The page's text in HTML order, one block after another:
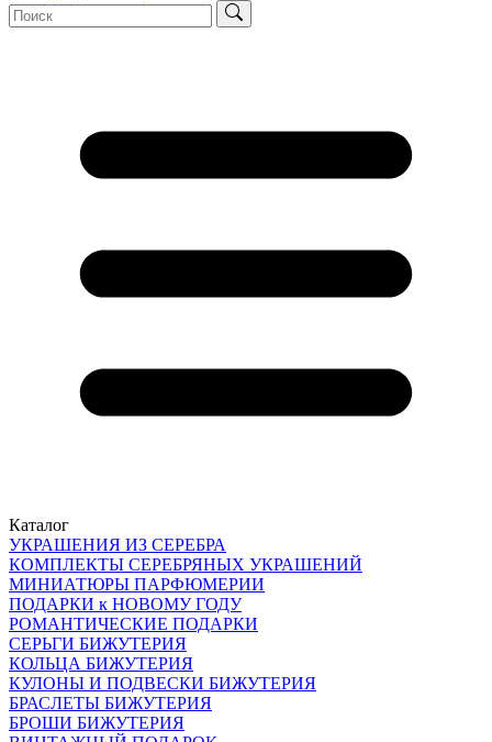
Каталог
УКРАШЕНИЯ ИЗ СЕРЕБРА
КОМПЛЕКТЫ СЕРЕБРЯНЫХ УКРАШЕНИЙ
МИНИАТЮРЫ ПАРФЮМЕРИИ
ПОДАРКИ к НОВОМУ ГОДУ
РОМАНТИЧЕСКИЕ ПОДАРКИ
СЕРЬГИ БИЖУТЕРИЯ
КОЛЬЦА БИЖУТЕРИЯ
КУЛОНЫ И ПОДВЕСКИ БИЖУТЕРИЯ
БРАСЛЕТЫ БИЖУТЕРИЯ
БРОШИ БИЖУТЕРИЯ